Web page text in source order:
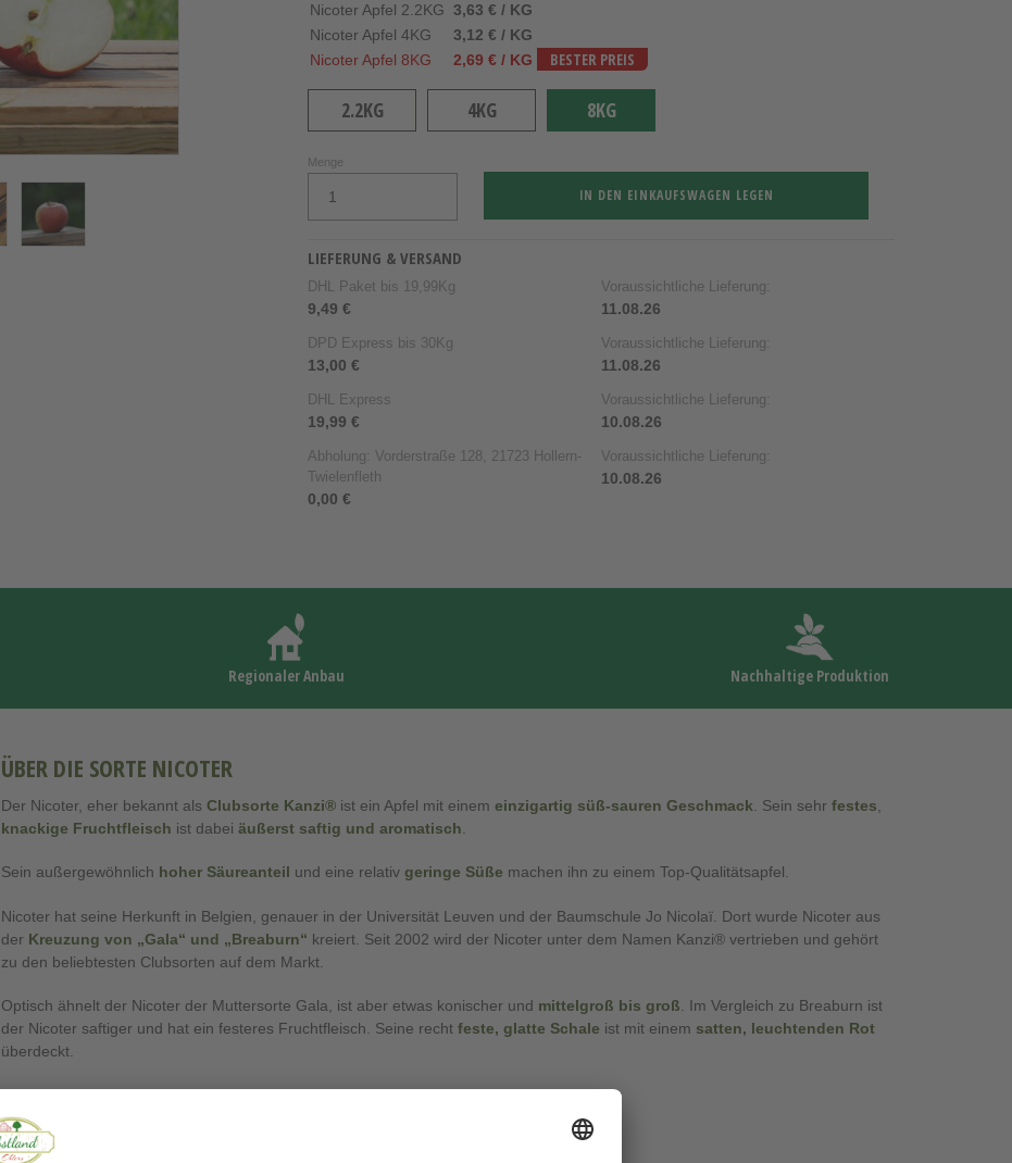
Nicoter Apfel 2.2KG 3,63 € / KG
Nicoter Apfel 4KG
3,12 € / KG
Nicoter Apfel 8KG
2,69 € / KG BESTER PREIS
2.2KG 4KG 8KG
Menge
IN DEN EINKAUFSWAGEN LEGEN
LIEFERUNG & VERSAND
DHL Paket bis 19,99Kg
9,49 €
Voraussichtliche Lieferung:
11.08.26
DPD Express bis 30Kg
13,00 €
Voraussichtliche Lieferung:
11.08.26
DHL Express
19,99 €
Voraussichtliche Lieferung:
10.08.26
Abholung: Vorderstraße 128, 21723 Hollern-
Twielenfleth
0,00 €
Voraussichtliche Lieferung:
10.08.26
Regionaler Anbau Nachhaltige Produktion
ÜBER DIE SORTE NICOTER
Der Nicoter, eher bekannt als Clubsorte Kanzi® ist ein Apfel mit einem einzigartig süß-sauren Geschmack . Sein sehr festes
knackige Fruchtfleisch ist dabei äußerst saftig und aromatisch
Sein außergewöhnlich hoher Säureanteil und eine relativ geringe Süße machen ihn zu einem Top-Qualitätsapfel.
Nicoter hat seine Herkunft in Belgien, genauer in der Universität Leuven und der Baumschule Jo Nicolaï. Dort wurde Nicoter aus
der Kreuzung von „Gala“ und „Breaburn“ kreiert. Seit 2002 wird der Nicoter unter dem Namen Kanzi® vertrieben und gehört
zu den beliebtesten Clubsorten auf dem Markt.
Optisch ähnelt der Nicoter der Muttersorte Gala, ist aber etwas konischer und mittelgroß bis groß. Im Vergleich zu Breaburn ist
der Nicoter saftiger und hat ein festeres Fruchtfleisch. Seine recht feste, glatte Schale ist mit einem satten, leuchtenden Rot
überdeckt.
Erntereif ist der Nicoter Mitte bis Ende September
MEHR ZUM APFEL NICOTER: